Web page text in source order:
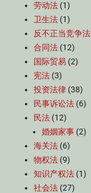
劳动法 (1)
卫生法 (1)
反不正当竞争法
合同法 (12)
国际贸易 (2)
宪法 (3)
投资法律 (38)
民事诉讼法 (6)
民法 (12)
婚姻家事 (2)
海关法 (6)
物权法 (9)
知识产权法 (1)
社会法 (27)